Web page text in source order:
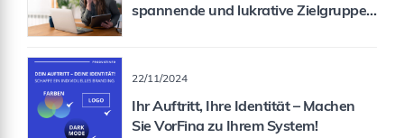
spannende und lukrative Zielgruppe
22/11/2024
Ihr Auftritt, Ihre Identität – Machen
Sie VorFina zu Ihrem System!